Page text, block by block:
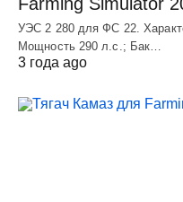
УЭC 2 280 для ФС 22.
Мощность 290 л.с.; Бак…
3 года ago